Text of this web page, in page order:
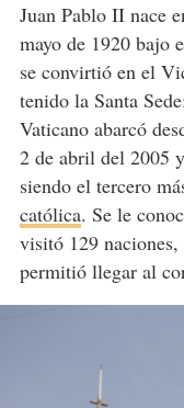
Juan Pablo II nace
mayo de 1920 bajo
se convirtió en el
tenido la Santa
Vaticano abarcó
2 de abril del 2005
siendo el tercero
católica. Se le
visitó 129
permitió llegar al